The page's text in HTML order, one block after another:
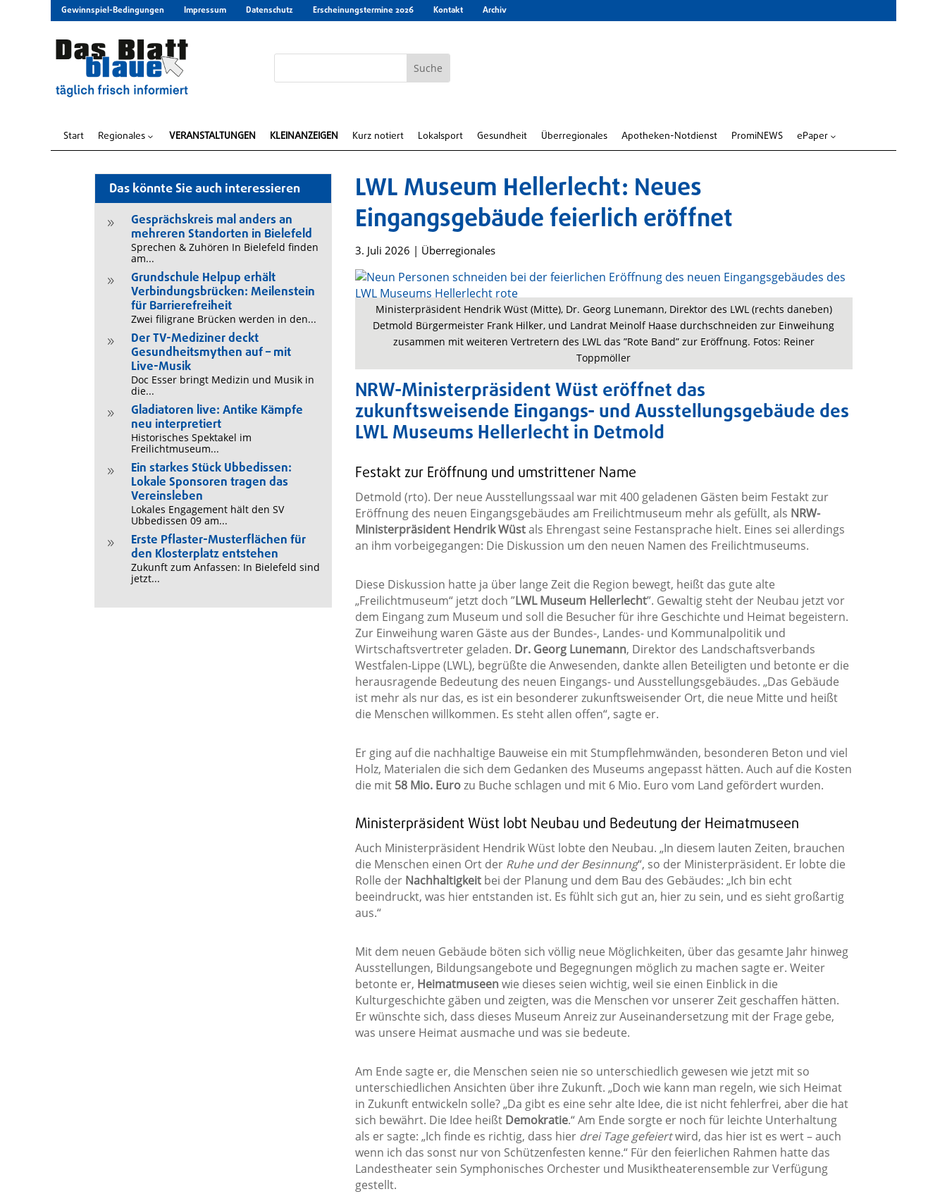
Gewinnspiel-Bedingungen Impressum Datenschutz Erscheinungstermine 2026 Kontakt Archiv
Start Regionales 3 VERANSTALTUNGEN KLEINANZEIGEN Kurz notiert Lokalsport Gesundheit Überregionales Apotheken-Notdienst PromiNEWS ePaper 3
Das könnte Sie auch interessieren
9
Gesprächskreis mal anders an
mehreren Standorten in Bielefeld
Sprechen & Zuhören In Bielefeld finden
am...
9
Grundschule Helpup erhält
Verbindungsbrücken: Meilenstein
für Barrierefreiheit
Zwei filigrane Brücken werden in den...
9
Der TV-Mediziner deckt
Gesundheitsmythen auf – mit
Live-Musik
Doc Esser bringt Medizin und Musik in
die...
9
Gladiatoren live: Antike Kämpfe
neu interpretiert
Historisches Spektakel im
Freilichtmuseum...
9
Ein starkes Stück Ubbedissen:
Lokale Sponsoren tragen das
Vereinsleben
Lokales Engagement hält den SV
Ubbedissen 09 am...
9
Erste Pflaster-Musterflächen für
den Klosterplatz entstehen
Zukunft zum Anfassen: In Bielefeld sind
jetzt...
LWL Museum Hellerlecht: Neues
Eingangsgebäude feierlich eröffnet
3. Juli 2026 | Überregionales
Ministerpräsident Hendrik Wüst (Mitte), Dr. Georg Lunemann, Direktor des LWL (rechts daneben)
Detmold Bürgermeister Frank Hilker, und Landrat Meinolf Haase durchschneiden zur Einweihung
zusammen mit weiteren Vertretern des LWL das ”Rote Band” zur Eröffnung. Fotos: Reiner
Toppmöller
NRW-Ministerpräsident Wüst eröffnet das
zukunftsweisende Eingangs- und Ausstellungsgebäude des
LWL Museums Hellerlecht in Detmold
Festakt zur Eröffnung und umstrittener Name
Detmold (rto). Der neue Ausstellungssaal war mit 400 geladenen Gästen beim Festakt zur
Eröffnung des neuen Eingangsgebäudes am Freilichtmuseum mehr als gefüllt, als NRW-
Ministerpräsident Hendrik Wüstals Ehrengast seine Festansprache hielt. Eines sei allerdings
an ihm vorbeigegangen: Die Diskussion um den neuen Namen des Freilichtmuseums.
Diese Diskussion hatte ja über lange Zeit die Region bewegt, heißt das gute alte
„Freilichtmuseum“ jetzt doch ”LWL Museum Hellerlecht”. Gewaltig steht der Neubau jetzt vor
dem Eingang zum Museum und soll die Besucher für ihre Geschichte und Heimat begeistern.
Zur Einweihung waren Gäste aus der Bundes-, Landes- und Kommunalpolitik und
Wirtschaftsvertreter geladen. Dr. Georg Lunemann, Direktor des Landschaftsverbands
Westfalen-Lippe (LWL), begrüßte die Anwesenden, dankte allen Beteiligten und betonte er die
herausragende Bedeutung des neuen Eingangs- und Ausstellungsgebäudes. „Das Gebäude
ist mehr als nur das, es ist ein besonderer zukunftsweisender Ort, die neue Mitte und heißt
die Menschen willkommen. Es steht allen offen“, sagte er.
Er ging auf die nachhaltige Bauweise ein mit Stumpflehmwänden, besonderen Beton und viel
Holz, Materialen die sich dem Gedanken des Museums angepasst hätten. Auch auf die Kosten
die mit 58 Mio. Eurozu Buche schlagen und mit 6 Mio. Euro vom Land gefördert wurden.
Ministerpräsident Wüst lobt Neubau und Bedeutung der Heimatmuseen
Auch Ministerpräsident Hendrik Wüst lobte den Neubau. „In diesem lauten Zeiten, brauchen
die Menschen einen Ort der Ruhe und der Besinnung“, so der Ministerpräsident. Er lobte die
Rolle der Nachhaltigkeitbei der Planung und dem Bau des Gebäudes: „Ich bin echt
beeindruckt, was hier entstanden ist. Es fühlt sich gut an, hier zu sein, und es sieht großartig
aus.“
Mit dem neuen Gebäude böten sich völlig neue Möglichkeiten, über das gesamte Jahr hinweg
Ausstellungen, Bildungsangebote und Begegnungen möglich zu machen sagte er. Weiter
betonte er, Heimatmuseenwie dieses seien wichtig, weil sie einen Einblick in die
Kulturgeschichte gäben und zeigten, was die Menschen vor unserer Zeit geschaffen hätten.
Er wünschte sich, dass dieses Museum Anreiz zur Auseinandersetzung mit der Frage gebe,
was unsere Heimat ausmache und was sie bedeute.
Am Ende sagte er, die Menschen seien nie so unterschiedlich gewesen wie jetzt mit so
unterschiedlichen Ansichten über ihre Zukunft. „Doch wie kann man regeln, wie sich Heimat
in Zukunft entwickeln solle? „Da gibt es eine sehr alte Idee, die ist nicht fehlerfrei, aber die hat
sich bewährt. Die Idee heißt Demokratie.“ Am Ende sorgte er noch für leichte Unterhaltung
als er sagte: „Ich finde es richtig, dass hier drei Tage gefeiertwird, das hier ist es wert – auch
wenn ich das sonst nur von Schützenfesten kenne.“ Für den feierlichen Rahmen hatte das
Landestheater sein Symphonisches Orchester und Musiktheaterensemble zur Verfügung
gestellt.